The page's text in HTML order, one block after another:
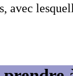
avec